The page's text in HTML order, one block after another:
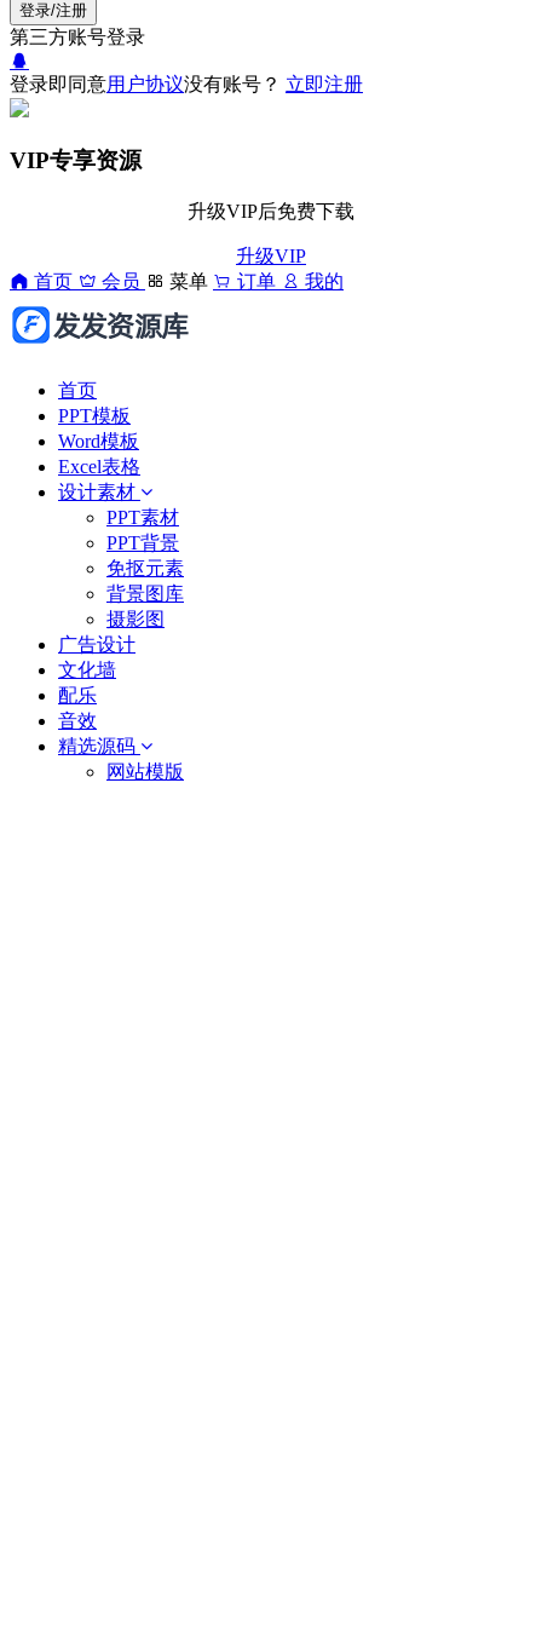
登录/注册
第三方账号登录
登录即同意用户协议没有账号？ 立即注册
VIP专享资源
升级VIP后免费下载
升级VIP
首页
会员 菜单 订单 我的
首页
PPT模板
Word模板
Excel表格
设计素材
PPT素材
PPT背景
免抠元素
背景图库
摄影图
广告设计
文化墙
配乐
音效
精选源码
网站模版